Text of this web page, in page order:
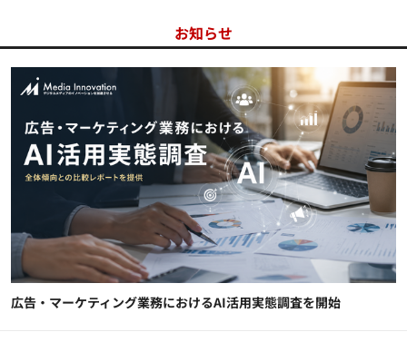
お知らせ
広告・マーケティング業務におけるAI活用実態調査を開始